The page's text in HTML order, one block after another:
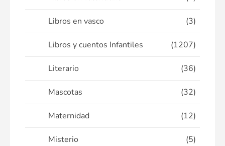
Libros en vasco (3)
Libros y cuentos Infantiles (1207)
Literario (36)
Mascotas (32)
Maternidad (12)
Misterio (5)